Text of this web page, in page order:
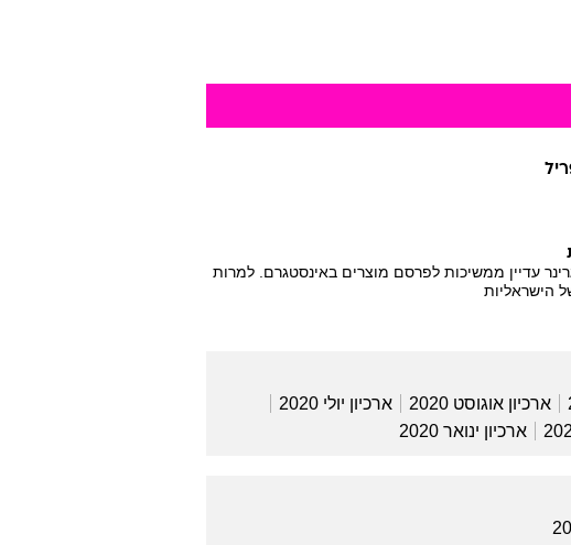
עדיין ממשיכות לפרסם מוצרים באינסטגרם. למרות
הישראליות
ארכיון אוגוסט 2020
ארכיון יולי 2020
ארכיון ינואר 2020